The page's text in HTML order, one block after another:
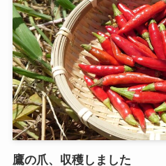
鷹の爪、収穫しました